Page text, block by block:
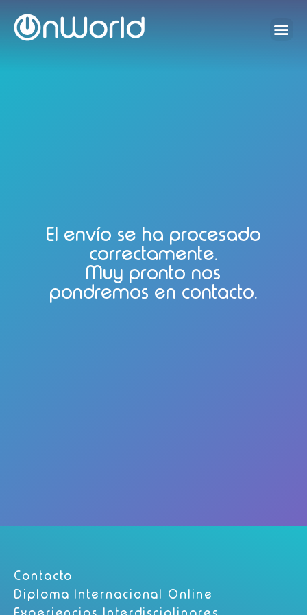
El envío se ha procesado
correctamente.
Muy pronto nos
pondremos en contacto.
Contacto
Diploma Internacional Online